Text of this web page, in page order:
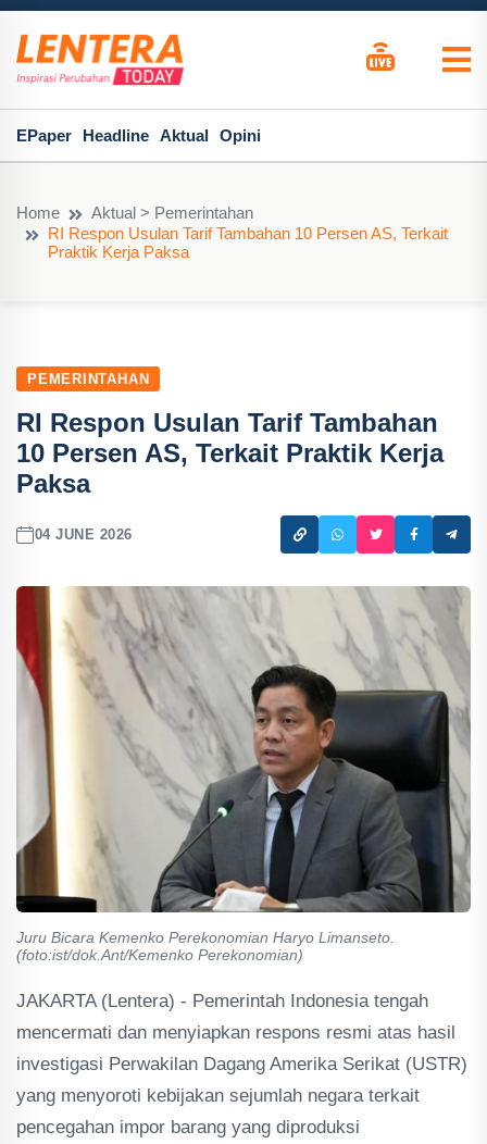
EPaper Headline Aktual Opini
Home
Aktual > Pemerintahan
RI Respon Usulan Tarif Tambahan 10 Persen AS, Terkait
Praktik Kerja Paksa
PEMERINTAHAN
RI Respon Usulan Tarif Tambahan
10 Persen AS, Terkait Praktik Kerja
Paksa
04 JUNE 2026
Juru Bicara Kemenko Perekonomian Haryo Limanseto.
(foto:ist/dok.Ant/Kemenko Perekonomian)
JAKARTA (Lentera) - Pemerintah Indonesia tengah
mencermati dan menyiapkan respons resmi atas hasil
investigasi Perwakilan Dagang Amerika Serikat (USTR)
yang menyoroti kebijakan sejumlah negara terkait
pencegahan impor barang yang diproduksi